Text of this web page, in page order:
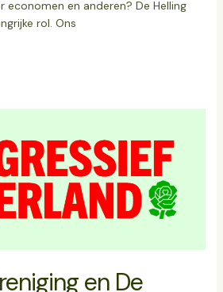
economen en anderen? De Helling
rol. Ons
en De